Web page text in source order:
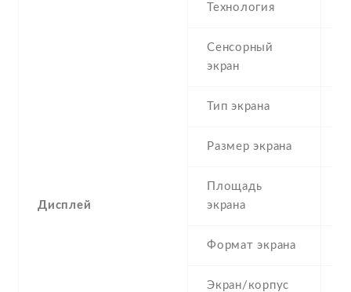
Дисплей
Технология
Сенсорный
экран
Тип экрана
Размер экрана
Площадь
экрана
Формат экрана
Экран/корпус